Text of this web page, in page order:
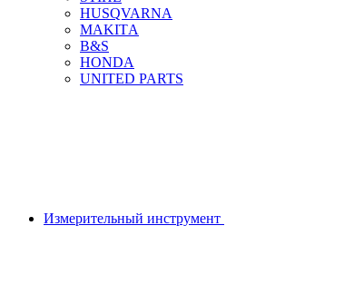
HUSQVARNA
MAKITА
B&S
HONDA
UNITED PARTS
Измерительный инструмент